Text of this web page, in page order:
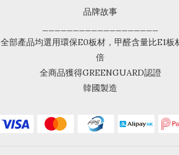
品牌故事
全部產品均選用環保E0板材，甲醛含量比E1板
倍
全商品獲得GREENGUARD認證
韓國製造